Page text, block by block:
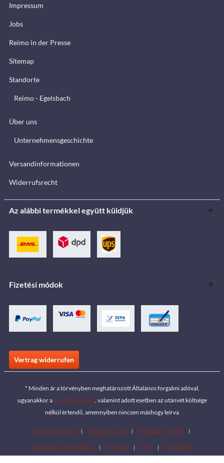
Impressum
Jobs
Reimo in der Presse
Sitemap
Standorte
Reimo - Egelsbach
Über uns
Unternehmensgeschichte
Versandinformationen
Widerrufsrecht
Az alábbi termékkel együtt küldjük
Fizetési módok
Vertrag widerrufen
* Minden ár a törvényben meghatározott Általános forgalmi adóval,
ugyanakkor aszállítási költség, valamint adott esetben az utánvét költsége
nélkül értendő, amennyiben nincsen máshogy leírva
Download area Händlersuche
Händler werden
Katalógusok letöltése
Kontakt Jobs Standorte